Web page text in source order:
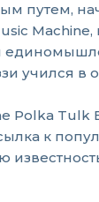
путем,
Machine,
учился
Polka
к